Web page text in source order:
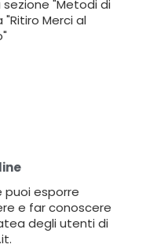
"Metodi di
Merci al
puoi esporre
e far conoscere
degli utenti di